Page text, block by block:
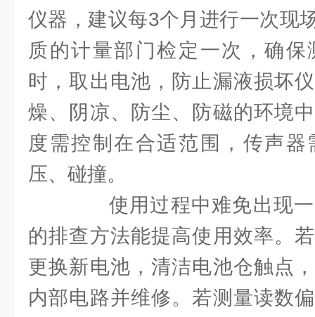
仪器，建议每3个月进行一次现
质的计量部门检定一次，确
时，取出电池，防止漏液损坏
燥、阴凉、防尘、防磁的环境
度需控制在合适范围，传声
压、碰撞。
使用过程中难免出现一
的排查方法能提高使用效率。
更换新电池，清洁电池仓触点
内部电路并维修。若测量读数